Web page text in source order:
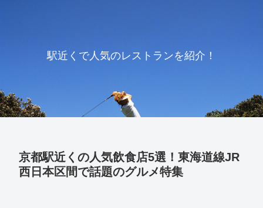
駅近くで人気のレストランを紹介！
京都駅近くの人気飲食店5選！東海道線JR
西日本区間で話題のグルメ特集